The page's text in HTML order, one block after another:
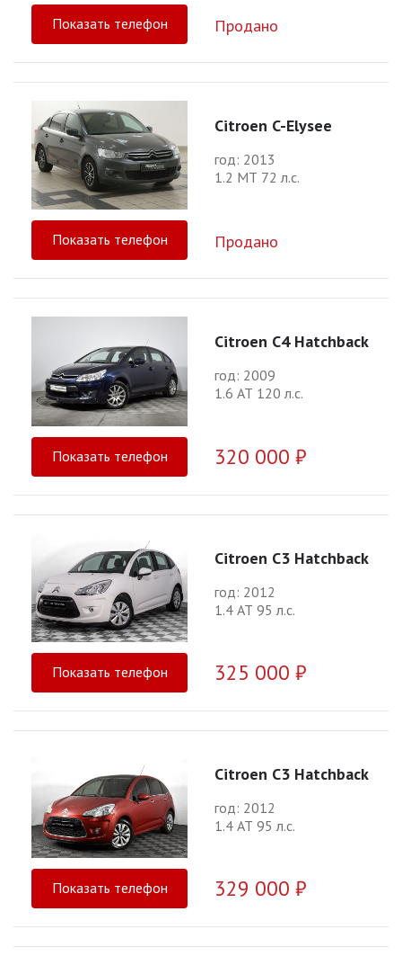
Показать телефон Продано
Citroen C-Elysee
год: 2013
1.2 МТ 72 л.с.
Показать телефон Продано
Citroen C4 Hatchback
год: 2009
1.6 АТ 120 л.с.
Показать телефон 320 000 ₽
Citroen C3 Hatchback
год: 2012
1.4 АТ 95 л.с.
Показать телефон 325 000 ₽
Citroen C3 Hatchback
год: 2012
1.4 АТ 95 л.с.
Показать телефон 329 000 ₽